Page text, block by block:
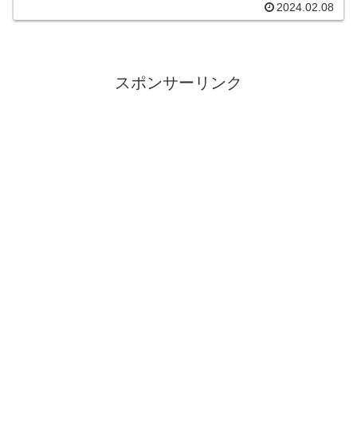
の基本情報 銀の海苔弁南深町店TEL
023-608-1059住所 山形市深町2丁目10-
2024.02.08
スポンサーリンク